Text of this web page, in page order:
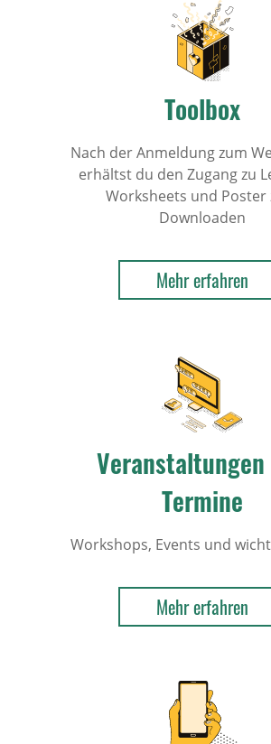
Toolbox
Nach der Anmeldung zum
erhältst du den Zugang zu
Worksheets und Poster
Downloaden
Mehr erfahren
Termine
Workshops, Events und
Mehr erfahren